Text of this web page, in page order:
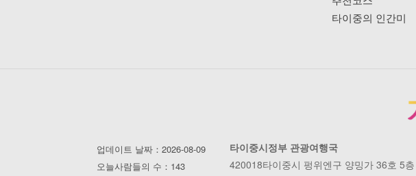
타이중의 인간미
업데이트 날짜：2026-08-09
오늘사람들의 수：143
타이중시정부 관광여행국
420018타이중시 펑위엔구 양밍가 36호 5층